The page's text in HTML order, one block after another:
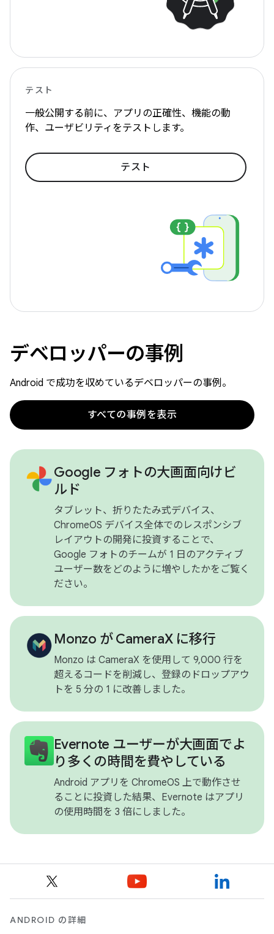
テスト
一般公開する前に、アプリの正確性、機能の動
作、ユーザビリティをテストします。
テスト
デベロッパーの事例
Android で成功を収めているデベロッパーの事例。
すべての事例を表示
Google フォトの大画面向けビ
ルド
タブレット、折りたたみ式デバイス、
ChromeOS デバイス全体でのレスポンシブ
レイアウトの開発に投資することで、
Google フォトのチームが 1 日のアクティブ
ユーザー数をどのように増やしたかをご覧く
ださい。
Monzo が CameraX に移行
Monzo は CameraX を使用して 9,000 行を
超えるコードを削減し、登録のドロップアウ
トを 5 分の 1 に改善しました。
Evernote ユーザーが大画面でよ
り多くの時間を費やしている
Android アプリを ChromeOS 上で動作させ
ることに投資した結果、Evernote はアプリ
の使用時間を 3 倍にしました。
ANDROID の詳細